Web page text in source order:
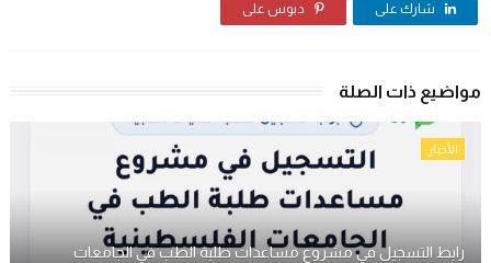
شارك على دبوس على
مواضيع ذات الصلة
الأخبار
رابط التسجيل في مشروع مساعدات طلبة الطب في الجامعات